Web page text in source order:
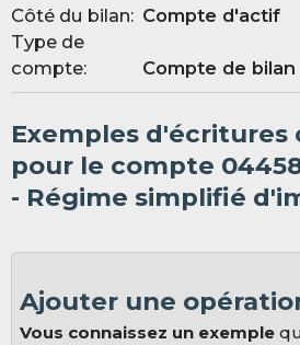
Côté du bilan: Compte d'actif
Type de
compte:
Compte de bilan
Exemples d'écritures
pour le compte
- Régime simplifié
Ajouter une
Vous connaissez un exemple